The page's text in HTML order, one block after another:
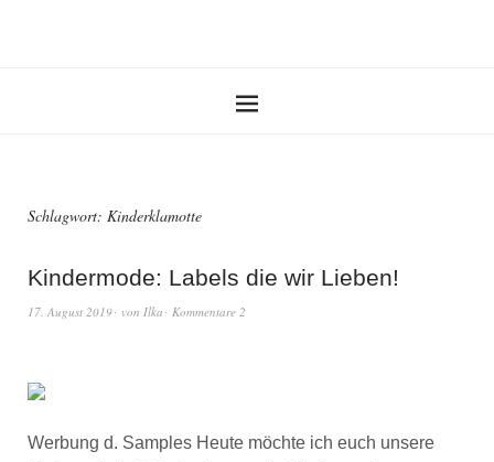
Schlagwort: Kinderklamotte
Kindermode: Labels die wir Lieben!
17. August 2019 von Ilka Kommentare 2
Werbung d. Samples Heute möchte ich euch unsere